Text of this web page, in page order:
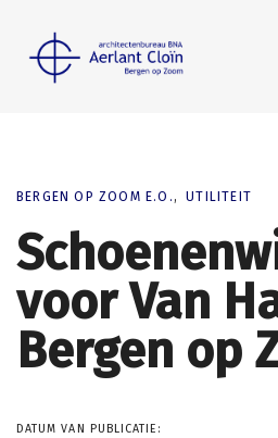
primary
content
BERGEN OP ZOOM E.O. UTILITEIT
voor Van
Bergen op
DATUM VAN PUBLICATIE: